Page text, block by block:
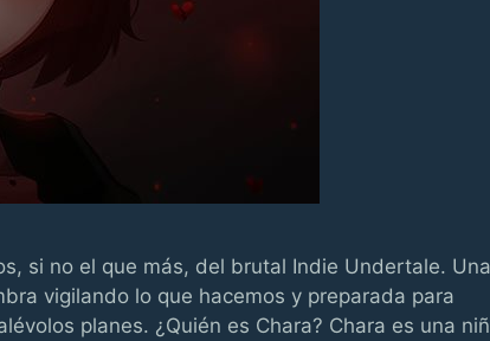
si no el que más, del brutal Indie Undertale. Una
vigilando lo que hacemos y preparada para
planes. ¿Quién es Chara? Chara es una